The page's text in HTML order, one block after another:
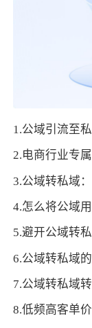
1.公域引流至
2.电商行业专
3.公域转私域
4.怎么将公域